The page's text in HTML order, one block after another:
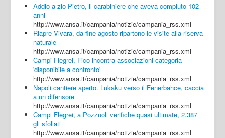
Addio a zio Pietro, il carabiniere che aveva compiuto 102
anni
http://www.ansa.it/campania/notizie/campania_rss.xml
Riapre Vivara, da fine agosto ripartono le visite alla riserva
naturale
http://www.ansa.it/campania/notizie/campania_rss.xml
Campi Flegrei, Fico incontra associazioni categoria
'disponibile a confronto'
http://www.ansa.it/campania/notizie/campania_rss.xml
Napoli cantiere aperto. Lukaku verso il Fenerbahce, caccia
a un difensore
http://www.ansa.it/campania/notizie/campania_rss.xml
Campi Flegrei, a Pozzuoli verifiche quasi ultimate, 2.387
gli sfollati
http://www.ansa.it/campania/notizie/campania_rss.xml